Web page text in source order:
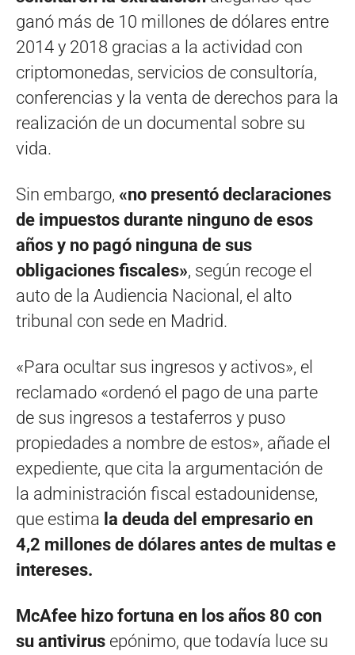
ganó más de 10 millones de dólares entre
2014 y 2018 gracias a la actividad con
criptomonedas, servicios de consultoría,
conferencias y la venta de derechos para la
realización de un documental sobre su
vida.
Sin embargo, «no presentó declaraciones
de impuestos durante ninguno de esos
años y no pagó ninguna de sus
obligaciones fiscales», según recoge el
auto de la Audiencia Nacional, el alto
tribunal con sede en Madrid.
«Para ocultar sus ingresos y activos», el
reclamado «ordenó el pago de una parte
de sus ingresos a testaferros y puso
propiedades a nombre de estos», añade el
expediente, que cita la argumentación de
la administración fiscal estadounidense,
que estima la deuda del empresario en
4,2 millones de dólares antes de multas e
intereses.
McAfee hizo fortuna en los años 80 con
su antivirus epónimo, que todavía luce su